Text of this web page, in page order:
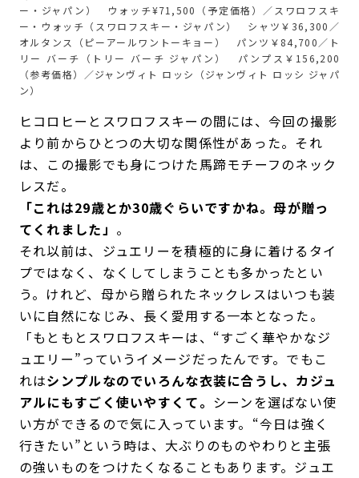
ー・ジャパン） ウォッチ¥71,500（予定価格）／スワロフスキ
ー・ウォッチ（スワロフスキー・ジャパン） シャツ￥36,300／
オルタンス（ピーアールワントーキョー） パンツ￥84,700／ト
リー バーチ（トリー バーチ ジャパン） パンプス￥156,200
（参考価格）／ジャンヴィト ロッシ（ジャンヴィト ロッシ ジャパ
ン）
ヒコロヒーとスワロフスキーの間には、今回の撮影
より前からひとつの大切な関係性があった。それ
は、この撮影でも身につけた馬蹄モチーフのネック
レスだ。
「これは29歳とか30歳ぐらいですかね。母が贈っ
てくれました」 。
それ以前は、ジュエリーを積極的に身に着けるタイ
プではなく、なくしてしまうことも多かったとい
う。けれど、母から贈られたネックレスはいつも装
いに自然になじみ、長く愛用する一本となった。
「もともとスワロフスキーは、“すごく華やかなジ
ュエリー”っていうイメージだったんです。でもこ
れはシンプルなのでいろんな衣装に合うし、カジュ
アルにもすごく使いやすくて。 シーンを選ばない使
い方ができるので気に入っています。“今日は強く
行きたい”という時は、大ぶりのものやわりと主張
の強いものをつけたくなることもあります。ジュエ